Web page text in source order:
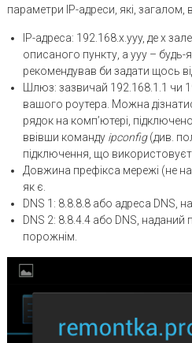
параметри IP-адреси, які, загалом,
IP-адреса: 192.168.x.yyy, де x
описаного пункту, а yyy – будь-
рекомендував би задати щось
Шлюз: зазвичай 192.168.1.1 чи
вашого роутера. Можна
рядок на комп’ютері,
ввівши команду ipconfig(див.
підключення, що
Довжина префікса мережі (не
як є.
DNS 1: 8.8.8.8 або адреса DNS,
DNS 2: 8.8.4.4 або DNS,
порожнім.